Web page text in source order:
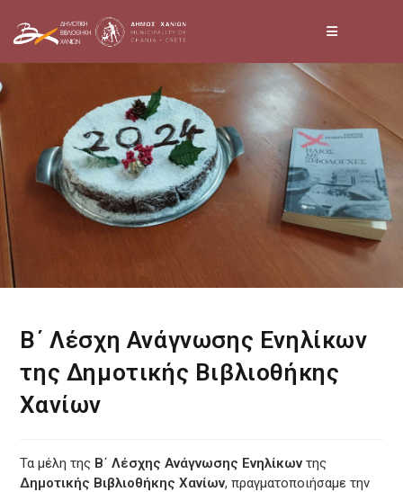
content
Β΄ Λέσχη Ανάγνωσης Ενηλίκων
της Δημοτικής Βιβλιοθήκης
Χανίων
Τα μέλη της Β΄ Λέσχης Ανάγνωσης Ενηλίκων της
Δημοτικής Βιβλιοθήκης Χανίων, πραγματοποιήσαμε την